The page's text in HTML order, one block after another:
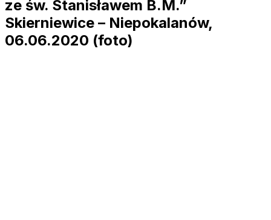
ze św. Stanisławem B.M.”
Skierniewice – Niepokalanów,
06.06.2020 (foto)